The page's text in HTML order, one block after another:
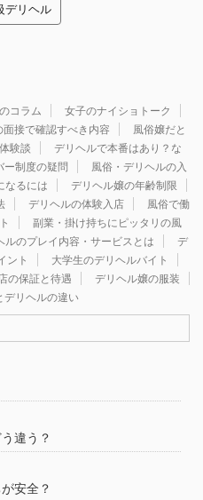
デリヘル
コラム
女子のナイショトーク
面接で確認すべき内容
風俗嬢だと
験談
デリヘルで本番はあり？な
ー制度の疑問
風俗・デリヘルの入
なるには
デリヘル嬢の年齢制限
デリヘルの体験入店
風俗で働
副業・掛け持ちにピッタリの風
ルのプレイ内容・サービスとは
デ
ント
大学生のデリヘルバイト
の保証と待遇
デリヘル嬢の服装
デリヘルの違い
違う？
安全？